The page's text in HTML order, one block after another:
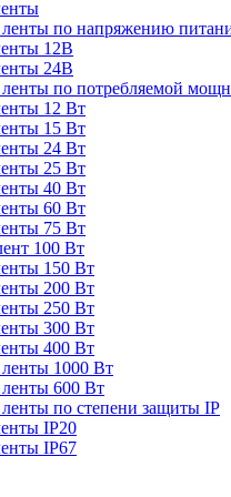
по напряжению
12В
24В
по потребляемой
12 Вт
15 Вт
24 Вт
25 Вт
40 Вт
60 Вт
75 Вт
100 Вт
150 Вт
200 Вт
250 Вт
300 Вт
400 Вт
1000 Вт
600 Вт
по степени защиты IP
IP20
IP67